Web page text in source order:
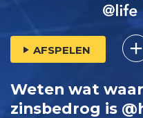
AFSPELEN
Weten wat
zinsbedrog is